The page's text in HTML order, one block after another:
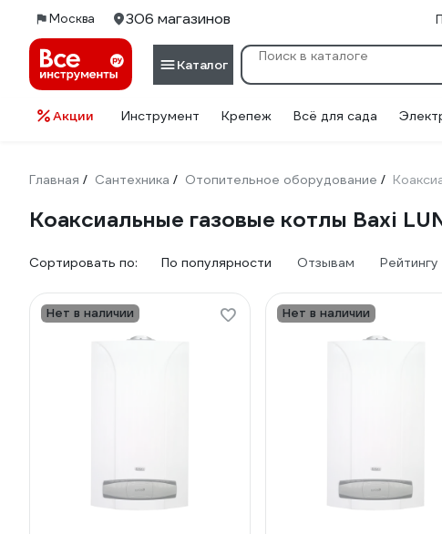
Москва 306 магазинов
Каталог
Акции Инструмент Крепеж Всё для сада
Главная / Сантехника / Отопительное оборудование /
Коаксиальные газовые котлы Baxi
Сортировать по: По популярности Отзывам Рейтингу
Нет в наличии Нет в наличии